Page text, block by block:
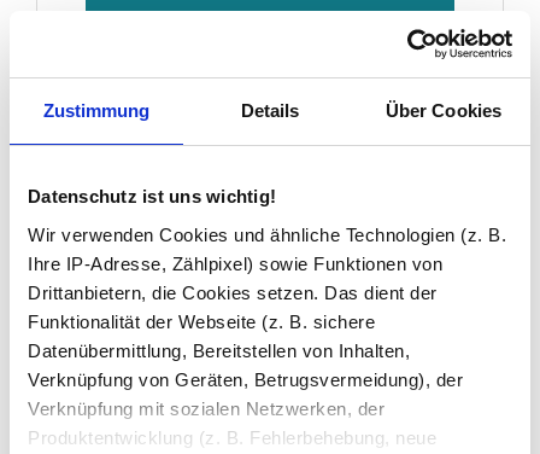
Zustimmung Details Über Cookies
Datenschutz ist uns wichtig!
Wir verwenden Cookies und ähnliche Technologien (z. B.
Ihre IP-Adresse, Zählpixel) sowie Funktionen von
Drittanbietern, die Cookies setzen. Das dient der
Funktionalität der Webseite (z. B. sichere
Datenübermittlung, Bereitstellen von Inhalten,
Verknüpfung von Geräten, Betrugsvermeidung), der
Verknüpfung mit sozialen Netzwerken, der
Produktentwicklung (z. B. Fehlerbehebung, neue
Sie können Ihre Cookie-Einstellungen jederzeit ändern.
Über uns
Über Uns
Badausstellung Dortmund
Spiegel21 Spiegelshop
Aktuelles
Videos